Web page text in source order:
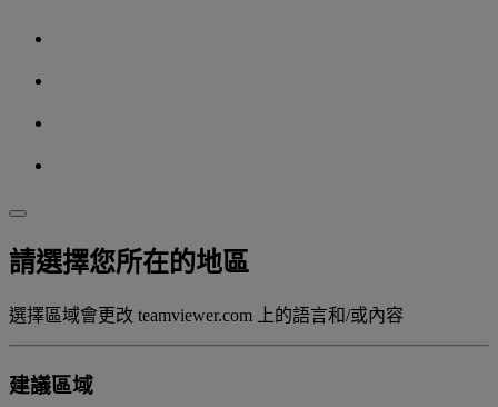
請選擇您所在的地區
選擇區域會更改 teamviewer.com 上的語言和/或內容
建議區域